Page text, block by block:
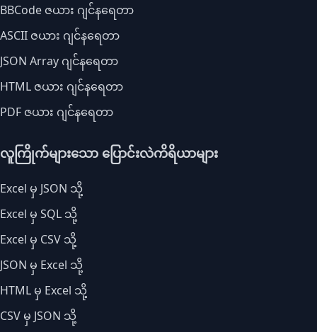
BBCode ဇယား ဂျင်နရေတာ
ASCII ဇယား ဂျင်နရေတာ
JSON Array ဂျင်နရေတာ
HTML ဇယား ဂျင်နရေတာ
PDF ဇယား ဂျင်နရေတာ
လူကြိုက်များသော ပြောင်းလဲကိရိယာများ
Excel မှ JSON သို့
Excel မှ SQL သို့
Excel မှ CSV သို့
JSON မှ Excel သို့
HTML မှ Excel သို့
CSV မှ JSON သို့